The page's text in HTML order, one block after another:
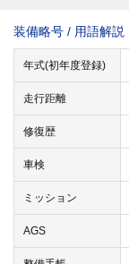
装備略号 / 用語解説
年式(初年度登録)
走行距離
修復歴
車検
ミッション
AGS